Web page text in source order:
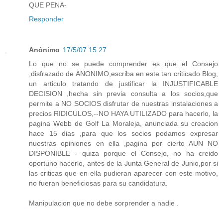
QUE PENA-
Responder
Anónimo 17/5/07 15:27
Lo que no se puede comprender es que el Consejo
,disfrazado de ANONIMO,escriba en este tan criticado Blog,
un articulo tratando de justificar la INJUSTIFICABLE
DECISION ,hecha sin previa consulta a los socios,que
permite a NO SOCIOS disfrutar de nuestras instalaciones a
precios RIDICULOS,--NO HAYA UTILIZADO para hacerlo, la
pagina Webb de Golf La Moraleja, anunciada su creacion
hace 15 dias ,para que los socios podamos expresar
nuestras opiniones en ella ,pagina por cierto AUN NO
DISPONIBLE - quiza porque el Consejo, no ha creido
oportuno hacerlo, antes de la Junta General de Junio,por si
las criticas que en ella pudieran aparecer con este motivo,
no fueran beneficiosas para su candidatura.
Manipulacion que no debe sorprender a nadie .